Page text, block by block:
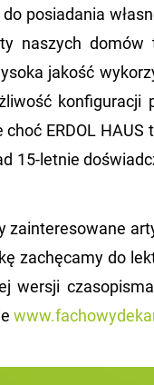
po­sia­da­nia
na­szych domów
ja­kość
kon­fi­gu­ra­cji
ERDOL HAUS
15-let­nie
za­in­te­re­so­wa­ne
za­chę­ca­my do
wer­sji